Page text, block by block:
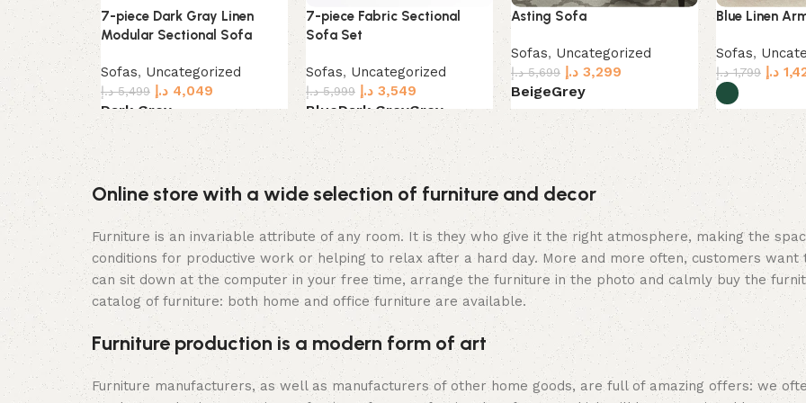
7-piece Dark Gray Linen
Modular Sectional Sofa
Sofas, Uncategorized
5,499 د.إ 4,049 د.إ
Dark Grey
Select options
7-piece Fabric Sectional
Sofa Set
Sofas, Uncategorized
5,999 د.إ 3,549 د.إ
BlueDark GreyGrey
Select options
Asting Sofa
Sofas, Uncategorized
5,699 د.إ 3,299 د.إ
BeigeGrey
Select options
Blue Linen
Sofas,
1,799 د.إ د.إ
Select
Online store with a wide selection of furniture and decor
Furniture is an invariable attribute of any room. It is they who give it the right atmosphere, making the
conditions for productive work or helping to relax after a hard day. More and more often, customers
can sit down at the computer in your free time, arrange the furniture in the photo and calmly buy the
catalog of furniture: both home and office furniture are available.
Furniture production is a modern form of art
Furniture manufacturers, as well as manufacturers of other home goods, are full of amazing offers: we